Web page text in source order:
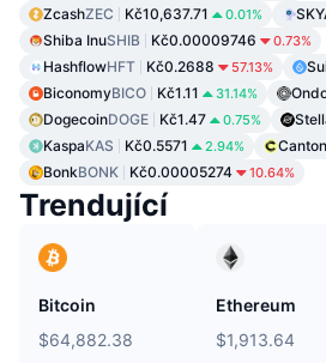
ZcashZEC Kč10,637.71 0.01%
Shiba InuSHIB Kč0.00009746 0.73%
HashflowHFT Kč0.2688 57.13%
BiconomyBICO Kč1.11 31.14%
DogecoinDOGE Kč1.47 0.75%
KaspaKAS Kč0.5571 2.94% Canton
BonkBONK Kč0.00005274 10.64%
Trendující
Bitcoin
$64,882.38
Ethereum
$1,913.64